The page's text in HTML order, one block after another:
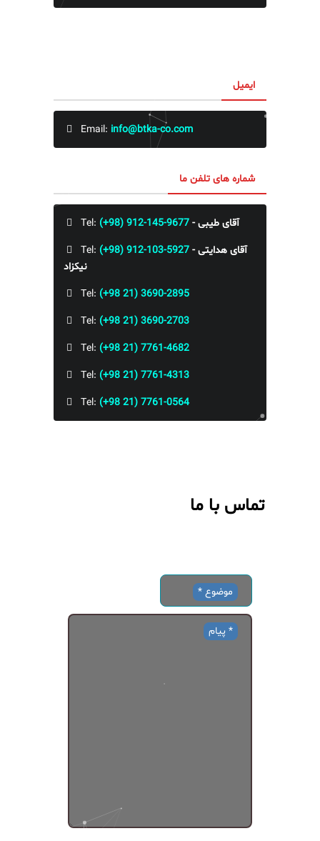
شماره های تلفن ما
Tel: (+98) 912-145-9677
- آقای طیبی
Tel: (+98) 912-103-5927 - آقای هدایتی
نیکزاد
Tel: (+98 21) 3690-2895
Tel: (+98 21) 3690-2703
Tel: (+98 21) 7761-4682
Tel: (+98 21) 7761-4313
Tel: (+98 21) 7761-0564
ایمیل
Email: info@btka-co.com
تماس با ما
موضوع *
پیام *